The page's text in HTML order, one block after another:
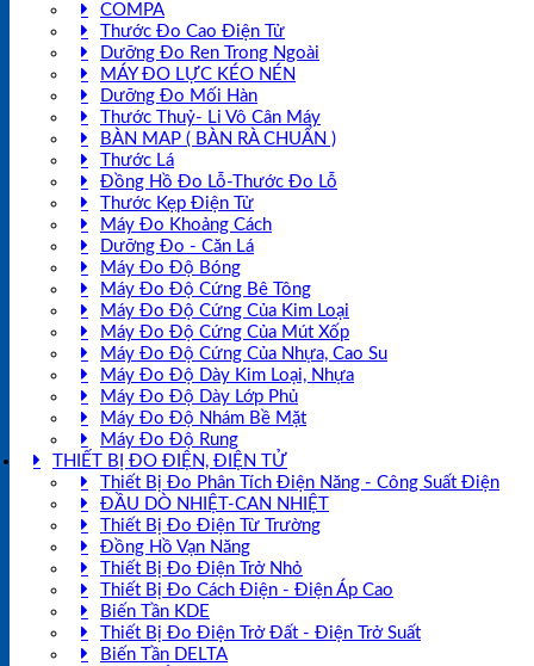
COMPA
Thước Đo Cao Điện Tử
Dưỡng Đo Ren Trong Ngoài
MÁY ĐO LỰC KÉO NÉN
Dưỡng Đo Mối Hàn
Thước Thuỷ- Li Vô Cân Máy
BÀN MAP ( BÀN RÀ CHUẨN )
Thước Lá
Đồng Hồ Đo Lỗ-Thước Đo Lỗ
Thước Kẹp Điện Tử
Máy Đo Khoảng Cách
Dưỡng Đo - Căn Lá
Máy Đo Độ Bóng
Máy Đo Độ Cứng Bê Tông
Máy Đo Độ Cứng Của Kim Loại
Máy Đo Độ Cứng Của Mút Xốp
Máy Đo Độ Cứng Của Nhựa, Cao Su
Máy Đo Độ Dày Kim Loại, Nhựa
Máy Đo Độ Dày Lớp Phủ
Máy Đo Độ Nhám Bề Mặt
Máy Đo Độ Rung
THIẾT BỊ ĐO ĐIỆN, ĐIỆN TỬ
Thiết Bị Đo Phân Tích Điện Năng - Công Suất Điện
ĐẦU DÒ NHIỆT-CAN NHIỆT
Thiết Bị Đo Điện Từ Trường
Đồng Hồ Vạn Năng
Thiết Bị Đo Điện Trở Nhỏ
Thiết Bị Đo Cách Điện - Điện Áp Cao
Biến Tần KDE
Thiết Bị Đo Điện Trở Đất - Điện Trở Suất
Biến Tần DELTA